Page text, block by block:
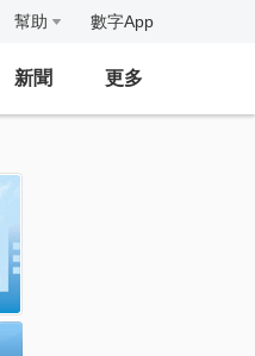
幫助 數字App
新聞 更多